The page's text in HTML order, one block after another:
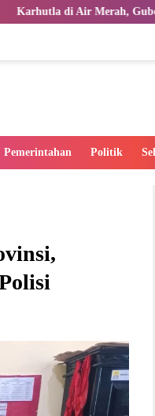
Gubernur Al Haris Turut
Pemerintahan Politik